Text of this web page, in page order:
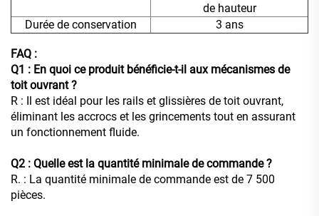
de hauteur
Durée de conservation
3 ans
FAQ :
Q1 : En quoi ce produit bénéficie-t-il aux mécanismes de
toit ouvrant ?
R : Il est idéal pour les rails et glissières de toit ouvrant,
éliminant les accrocs et les grincements tout en assurant
un fonctionnement fluide.
Q2 : Quelle est la quantité minimale de commande ?
R. : La quantité minimale de commande est de 7 500
pièces.